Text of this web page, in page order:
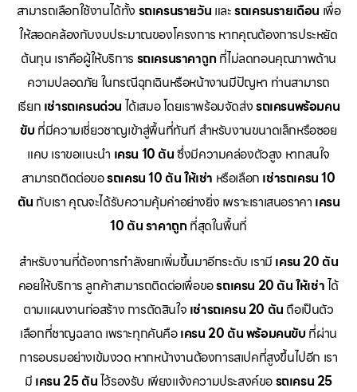
สามารถเลือกใช้งานได้ทั้ง รถเครนรายวัน และรถเครนรายเดือน เพื่อ
ให้สอดคล้องกับงบประมาณของโครงการ หากคุณต้องการประหยัด
ต้นทุน เราคือผู้ให้บริการ รถเครนราคาถูกที่ไม่ลดทอนคุณภาพด้าน
ความปลอดภัย ในกรณีฉุกเฉินหรือหน้างานมีปัญหา ท่านสามารถ
เรียก เช่ารถเครนด่วน ได้เสมอ โดยเราพร้อมจัดส่งรถเครนพร้อมคน
ขับ ที่มีความเชี่ยวชาญเข้าสู่พื้นที่ทันที สำหรับงานขนาดเล็กหรือซอย
แคบ เราขอแนะนำ เครน 10 ตันซึ่งมีความคล่องตัวสูง หากสนใจ
สามารถติดต่อขอรถเครน 10 ตัน ให้เช่า หรือเลือก เช่ารถเครน 10
ตัน กับเรา คุณจะได้รับความคุ้มค่าอย่างยิ่ง เพราะเราเสนอราคา เครน
10 ตัน ราคาถูกที่สุดในพื้นที่
สำหรับงานที่ต้องการกำลังยกเพิ่มขึ้นมาอีกระดับ เรามี เครน 20 ตัน
คอยให้บริการ ลูกค้าสามารถติดต่อเพื่อขอรถเครน 20 ตัน ให้เช่าได้
ตามแผนงานก่อสร้าง การตัดสินใจ เช่ารถเครน 20 ตัน ถือเป็นตัว
เลือกที่ชาญฉลาด เพราะทุกคันคือเครน 20 ตัน พร้อมคนขับ ที่ผ่าน
การอบรมอย่างเข้มงวด หากหน้างานต้องการสเปคที่สูงขึ้นไปอีก เรา
มี เครน 25 ตันไว้รองรับ เพียงแจ้งความประสงค์ขอรถเครน 25